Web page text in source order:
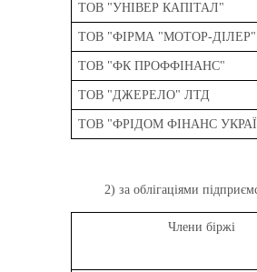
ТОВ "УНІВЕР КАПІТАЛ"
ТОВ "ФІРМА "МОТОР-ДІЛЕР"
ТОВ "ФК ПРОФФІНАНС"
ТОВ "ДЖЕРЕЛО" ЛТД
ТОВ "ФРІДОМ ФІНАНС
2) за облігаціями
Члени біржі